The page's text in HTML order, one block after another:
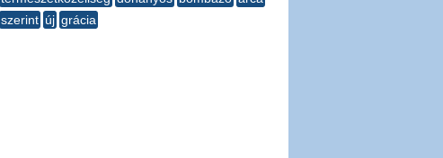
szerint új grácia